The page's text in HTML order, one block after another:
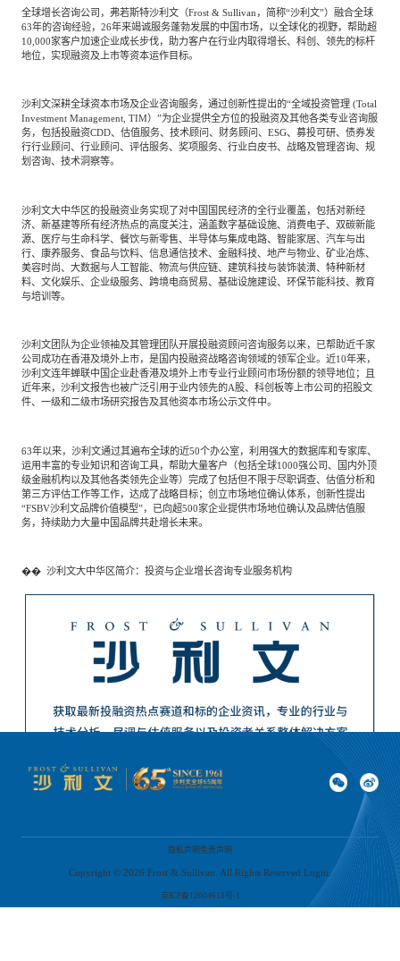
全球增长咨询公司，弗若斯特沙利文（Frost& Sullivan，简称“沙利文”）融合全球
63年的咨询经验，26年来竭诚服务蓬勃发展的中国市场，以全球化的视野，帮助超
10,000家客户加速企业成长步伐，助力客户在行业内取得增长、科创、领先的标杆
地位，实现融资及上市等资本运作目标。
沙利文深耕全球资本市场及企业咨询服务，通过创新性提出的“全域投资管理(Total
Investment Management, TIM）”为企业提供全方位的投融资及其他各类专业咨询服
务，包括投融资CDD、估值服务、技术顾问、财务顾问、ESG、募投可研、债券发
行行业顾问、行业顾问、评估服务、奖项服务、行业白皮书、战略及管理咨询、规
划咨询、技术洞察等。
沙利文大中华区的投融资业务实现了对中国国民经济的全行业覆盖，包括对新经
济、新基建等所有经济热点的高度关注，涵盖数字基础设施、消费电子、双碳新能
源、医疗与生命科学、餐饮与新零售、半导体与集成电路、智能家居、汽车与出
行、康养服务、食品与饮料、信息通信技术、金融科技、地产与物业、矿业冶炼、
美容时尚、大数据与人工智能、物流与供应链、建筑科技与装饰装潢、特种新材
料、文化娱乐、企业级服务、跨境电商贸易、基础设施建设、环保节能科技、教育
与培训等。
沙利文团队为企业领袖及其管理团队开展投融资顾问咨询服务以来，已帮助近千家
公司成功在香港及境外上市，是国内投融资战略咨询领域的领军企业。近10年来，
沙利文连年蝉联中国企业赴香港及境外上市专业行业顾问市场份额的领导地位；且
近年来，沙利文报告也被广泛引用于业内领先的A股、科创板等上市公司的招股文
件、一级和二级市场研究报告及其他资本市场公示文件中。
63年以来，沙利文通过其遍布全球的近50个办公室，利用强大的数据库和专家库、
运用丰富的专业知识和咨询工具，帮助大量客户（包括全球1000强公司、国内外顶
级金融机构以及其他各类领先企业等）完成了包括但不限于尽职调查、估值分析和
第三方评估工作等工作，达成了战略目标；创立市场地位确认体系，创新性提出
“FSBV沙利文品牌价值模型”，已向超500家企业提供市场地位确认及品牌估值服
务，持续助力大量中国品牌共赴增长未来。
�� 沙利文大中华区简介：投资与企业增长咨询专业服务机构
隐私声明免责声明
Copyright © 2026 Frost & Sullivan. All Rights Reserved Login.
京ICP备12004618号-1